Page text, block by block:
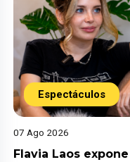
Espectáculos
07 Ago 2026
Flavia Laos